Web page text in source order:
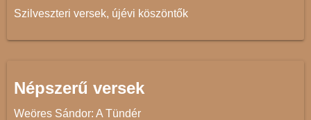
Szilveszteri versek, újévi köszöntők
Népszerű versek
Weöres Sándor: A Tündér